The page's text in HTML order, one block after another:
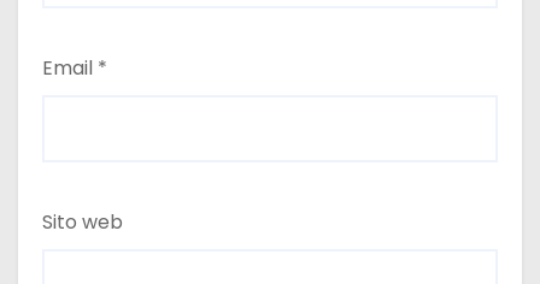
Email *
Sito web